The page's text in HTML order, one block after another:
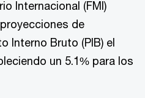
Internacional (FMI)
de
Interno Bruto (PIB) el
un 5.1% para los